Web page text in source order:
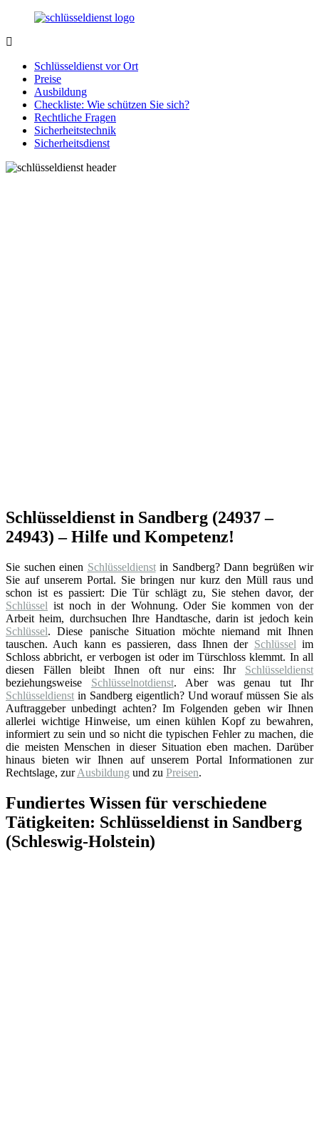
Zurück
Inhalt
Notlage
wird
gelöst!
Schlüsseldienst vor Ort
Preise
Ausbildung
Checkliste: Wie schützen Sie sich?
Rechtliche Fragen
Sicherheitstechnik
Sicherheitsdienst
Schlüsseldienst in Sandberg (24937 –
24943) – Hilfe und Kompetenz!
Sie suchen einen Schlüsseldienstin Sandberg? Dann begrüßen wir
Sie auf unserem Portal. Sie bringen nur kurz den Müll raus und
schon ist es passiert: Die Tür schlägt zu, Sie stehen davor, der
Schlüssel ist noch in der Wohnung. Oder Sie kommen von der
Arbeit heim, durchsuchen Ihre Handtasche, darin ist jedoch kein
Schlüssel. Diese panische Situation möchte niemand mit Ihnen
tauschen. Auch kann es passieren, dass Ihnen der Schlüssel im
Schloss abbricht, er verbogen ist oder im Türschloss klemmt. In all
diesen Fällen bleibt Ihnen oft nur eins: Ihr Schlüsseldienst
beziehungsweise Schlüsselnotdienst. Aber was genau tut Ihr
Schlüsseldienst in Sandberg eigentlich? Und worauf müssen Sie als
Auftraggeber unbedingt achten? Im Folgenden geben wir Ihnen
allerlei wichtige Hinweise, um einen kühlen Kopf zu bewahren,
informiert zu sein und so nicht die typischen Fehler zu machen, die
die meisten Menschen in dieser Situation eben machen. Darüber
hinaus bieten wir Ihnen auf unserem Portal Informationen zur
Rechtslage, zurAusbildung und zu Preisen.
Fundiertes Wissen für verschiedene
Tätigkeiten: Schlüsseldienst in Sandberg
(Schleswig-Holstein)